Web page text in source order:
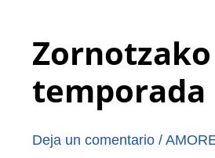
temporada
Deja un comentario /